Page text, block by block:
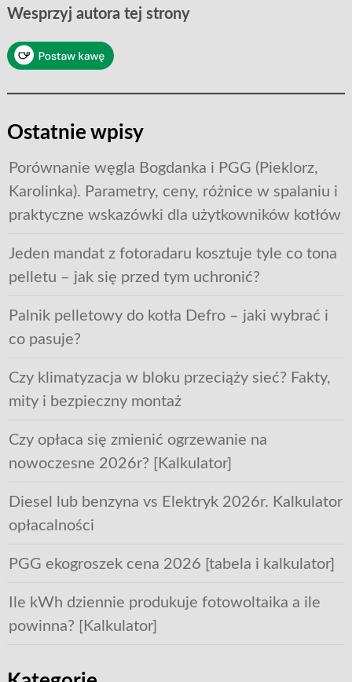
Wesprzyj autora tej strony
Ostatnie wpisy
Porównanie węgla Bogdanka i PGG (Pieklorz,
Karolinka). Parametry, ceny, różnice w spalaniu i
praktyczne wskazówki dla użytkowników kotłów
Jeden mandat z fotoradaru kosztuje tyle co tona
pelletu – jak się przed tym uchronić?
Palnik pelletowy do kotła Defro – jaki wybrać i
co pasuje?
Czy klimatyzacja w bloku przeciąży sieć? Fakty,
mity i bezpieczny montaż
Czy opłaca się zmienić ogrzewanie na
nowoczesne 2026r? [Kalkulator]
Diesel lub benzyna vs Elektryk 2026r. Kalkulator
opłacalności
PGG ekogroszek cena 2026 [tabela i kalkulator]
Ile kWh dziennie produkuje fotowoltaika a ile
powinna? [Kalkulator]